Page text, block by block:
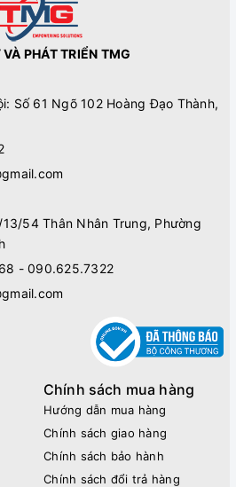
PHÁT TRIỂN TMG
Số 61 Ngõ 102 Hoàng Đạo Thành,
54 Thân Nhân Trung, Phường
- 090.625.7322
Chính sách mua hàng
Hướng dẫn mua hàng
Chính sách giao hàng
Chính sách bảo hành
Chính sách đổi trả hàng